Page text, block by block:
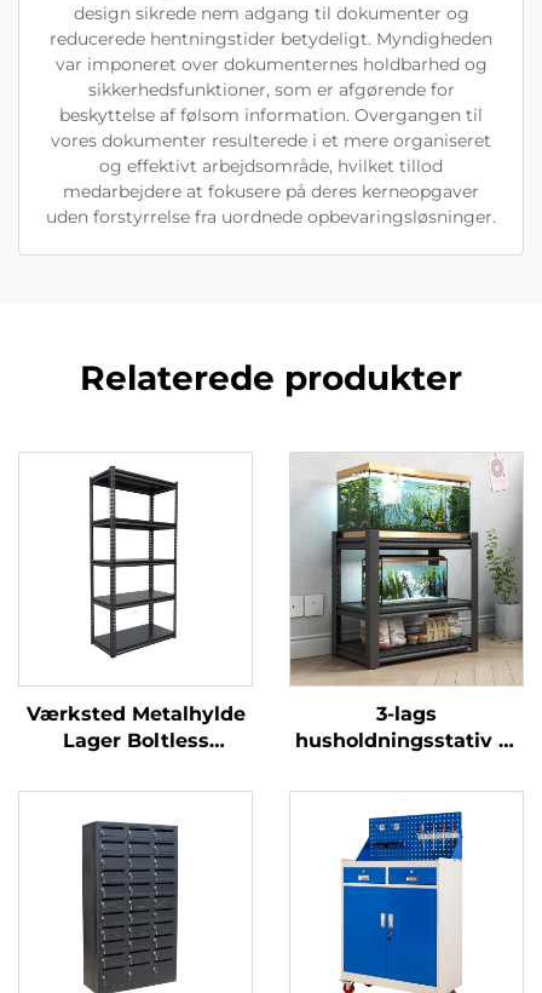
design sikrede nem adgang til dokumenter og
reducerede hentningstider betydeligt. Myndigheden
var imponeret over dokumenternes holdbarhed og
sikkerhedsfunktioner, som er afgørende for
beskyttelse af følsom information. Overgangen til
vores dokumenter resulterede i et mere organiseret
og effektivt arbejdsområde, hvilket tillod
medarbejdere at fokusere på deres kerneopgaver
uden forstyrrelse fra uordnede opbevaringsløsninger.
Relaterede produkter
Værksted Metalhylde
Lager Boltless
Supermarked
Udstillingshylde
Balkon Sølvpapir
Opbevaringsrack
3-lags
husholdningsstativ af
jernstativ, stativ med
metalramme,
akvariestat, stålstat til
fisketank